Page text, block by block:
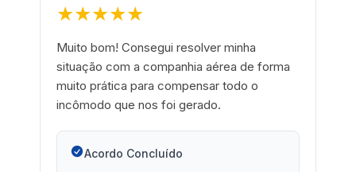
★★★★★
Muito bom! Consegui resolver minha
situação com a companhia aérea de forma
muito prática para compensar todo o
incômodo que nos foi gerado.
Acordo Concluído